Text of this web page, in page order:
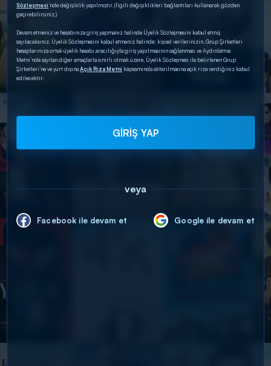
Sözleşmesi’nde değişiklik yapılmıştır. (İlgili değişiklikleri bağlantıları kullanarak gözden
geçirebilirsiniz.)
Devam etmeniz ve hesabınıza giriş yapmanız halinde Üyelik Sözleşmesini kabul etmiş
sayılacaksınız. Üyelik Sözleşmesini kabul etmeniz halinde; kişisel verilerinizin, Grup Şirketleri
hesaplarınıza ortak üyelik hesabı aracılığıyla giriş yapılmasının sağlanması ve Aydınlatma
Metni’nde sayılan diğer amaçlarla sınırlı olmak üzere, Üyelik Sözleşmesi ile belirlenen Grup
Şirketleri’ne ve yurt dışınaAçık Rıza Metni kapsamında aktarılmasına açık rıza verdiğiniz kabul
edilecektir.
GİRİŞ YAP
veya
Facebook ile devam et Google ile devam et